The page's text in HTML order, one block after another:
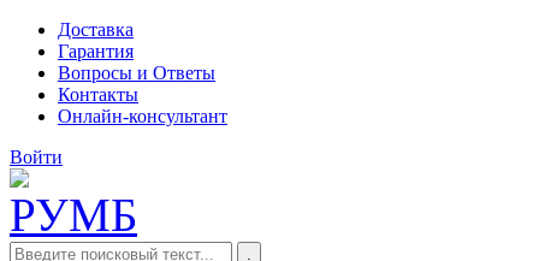
Доставка
Гарантия
Вопросы и Ответы
Контакты
Онлайн-консультант
Войти